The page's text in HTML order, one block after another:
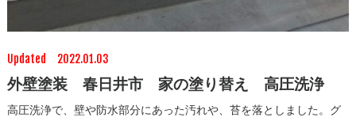
Updated 2022.01.03
外壁塗装 春日井市 家の塗り替え 高圧洗浄
高圧洗浄で、壁や防水部分にあった汚れや、苔を落としました。グ